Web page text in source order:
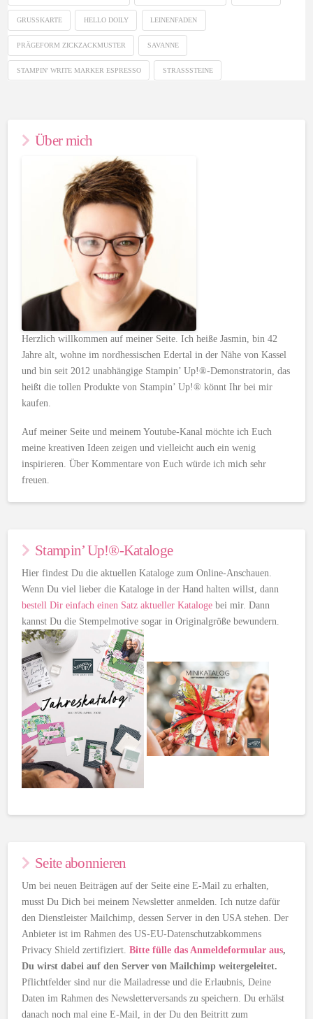
GRUSSKARTE HELLO DOILY LEINENFADEN
PRÄGEFORM ZICKZACKMUSTER SAVANNE
STAMPIN' WRITE MARKER ESPRESSO STRASSSTEINE
Über mich
Herzlich willkommen auf meiner Seite. Ich heiße Jasmin, bin 42
Jahre alt, wohne im nordhessischen Edertal in der Nähe von Kassel
und bin seit 2012 unabhängige Stampin’ Up!®-Demonstratorin, das
heißt die tollen Produkte von Stampin’ Up!® könnt Ihr bei mir
kaufen.
Auf meiner Seite und meinem Youtube-Kanal möchte ich Euch
meine kreativen Ideen zeigen und vielleicht auch ein wenig
inspirieren. Über Kommentare von Euch würde ich mich sehr
freuen.
Stampin’ Up!®-Kataloge
Hier findest Du die aktuellen Kataloge zum Online-Anschauen.
Wenn Du viel lieber die Kataloge in der Hand halten willst, dann
bestell Dir einfach einen Satz aktueller Kataloge bei mir. Dann
kannst Du die Stempelmotive sogar in Originalgröße bewundern.
Seite abonnieren
Um bei neuen Beiträgen auf der Seite eine E-Mail zu erhalten,
musst Du Dich bei meinem Newsletter anmelden. Ich nutze dafür
den Dienstleister Mailchimp, dessen Server in den USA stehen. Der
Anbieter ist im Rahmen des US-EU-Datenschutzabkommens
Privacy Shield zertifiziert.Bitte fülle das Anmeldeformular aus,
Du wirst dabei auf den Server von Mailchimp weitergeleitet.
Pflichtfelder sind nur die Mailadresse und die Erlaubnis, Deine
Daten im Rahmen des Newsletterversands zu speichern. Du erhälst
danach noch mal eine E-Mail, in der Du den Beitritt zum